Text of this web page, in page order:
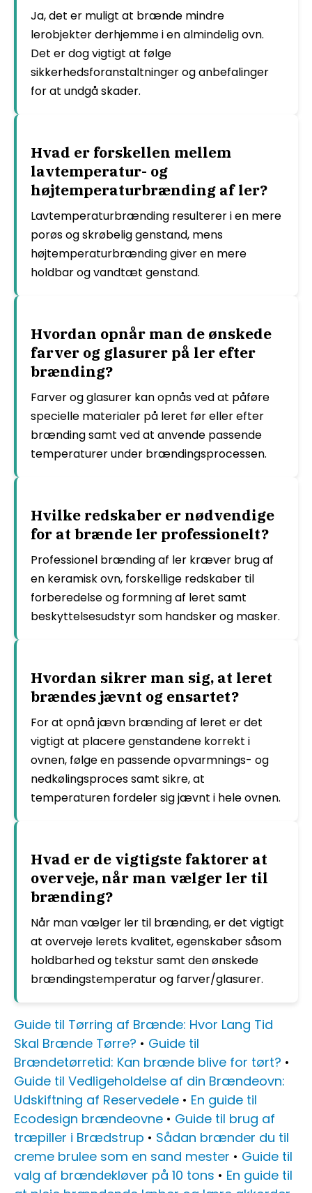
Ja, det er muligt at brænde mindre
lerobjekter derhjemme i en almindelig ovn.
Det er dog vigtigt at følge
sikkerhedsforanstaltninger og anbefalinger
for at undgå skader.
Hvad er forskellen mellem
lavtemperatur- og
højtemperaturbrænding af ler?
Lavtemperaturbrænding resulterer i en mere
porøs og skrøbelig genstand, mens
højtemperaturbrænding giver en mere
holdbar og vandtæt genstand.
Hvordan opnår man de ønskede
farver og glasurer på ler efter
brænding?
Farver og glasurer kan opnås ved at påføre
specielle materialer på leret før eller efter
brænding samt ved at anvende passende
temperaturer under brændingsprocessen.
Hvilke redskaber er nødvendige
for at brænde ler professionelt?
Professionel brænding af ler kræver brug af
en keramisk ovn, forskellige redskaber til
forberedelse og formning af leret samt
beskyttelsesudstyr som handsker og masker.
Hvordan sikrer man sig, at leret
brændes jævnt og ensartet?
For at opnå jævn brænding af leret er det
vigtigt at placere genstandene korrekt i
ovnen, følge en passende opvarmnings- og
nedkølingsproces samt sikre, at
temperaturen fordeler sig jævnt i hele ovnen.
Hvad er de vigtigste faktorer at
overveje, når man vælger ler til
brænding?
Når man vælger ler til brænding, er det vigtigt
at overveje lerets kvalitet, egenskaber såsom
holdbarhed og tekstur samt den ønskede
brændingstemperatur og farver/glasurer.
Guide til Tørring af Brænde: Hvor Lang Tid
Skal Brænde Tørre? • Guide til
Brændetørretid: Kan brænde blive for tørt? •
Guide til Vedligeholdelse af din Brændeovn:
Udskiftning af Reservedele • En guide til
Ecodesign brændeovne • Guide til brug af
træpiller i Brædstrup • Sådan brænder du til
creme brulee som en sand mester • Guide til
valg af brændekløver på 10 tons • En guide til